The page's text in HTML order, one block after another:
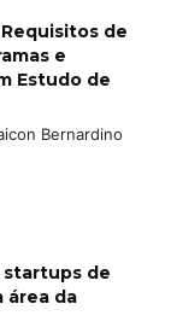
de
e
Estudo de
Bernardino
startups de
área da